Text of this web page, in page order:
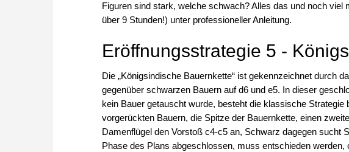
Figuren sind stark, welche schwach? Alles das und noch viel
über 9 Stunden!) unter professioneller Anleitung.
Eröffnungsstrategie 5 -
Die „Königsindische Bauernkette“ ist gekennzeichnet durch
gegenüber schwarzen Bauern auf d6 und e5. In dieser
kein Bauer getauscht wurde, besteht die klassische
vorgerückten Bauern, die Spitze der Bauernkette, einen
Damenflügel den Vorstoß c4-c5 an, Schwarz dagegen sucht
Phase des Plans abgeschlossen, muss entschieden werden,